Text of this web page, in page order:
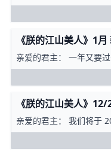
《朕的江山美人》1
亲爱的君主： 一年又要
《朕的江山美人》
亲爱的君主： 我们将于